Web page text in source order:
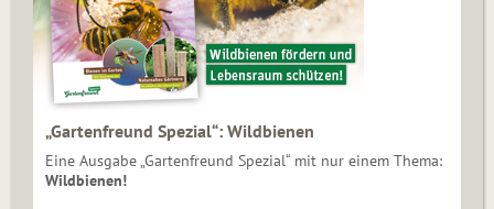
„Gartenfreund Spezial“: Wildbienen
Eine Ausgabe „Gartenfreund Spezial“ mit nur einem Thema:
Wildbienen!